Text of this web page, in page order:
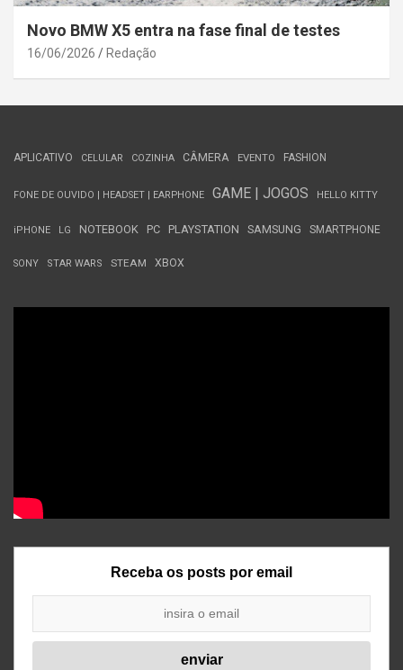
Novo BMW X5 entra na fase final de testes
16/06/2026 Redação
APLICATIVO CELULAR COZINHA CÂMERA EVENTO FASHION
FONE DE OUVIDO | HEADSET | EARPHONE GAME | JOGOS HELLO KITTY
iPHONE LG NOTEBOOK PC PLAYSTATION SAMSUNG SMARTPHONE
SONY STAR WARS STEAM XBOX
Receba os posts por email